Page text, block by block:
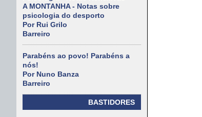
A MONTANHA - Notas sobre
psicologia do desporto
Por Rui Grilo
Barreiro
Parabéns ao povo! Parabéns a
nós!
Por Nuno Banza
Barreiro
BASTIDORES